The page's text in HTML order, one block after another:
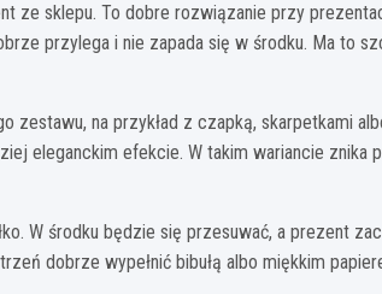
ze sklepu. To dobre rozwiązanie przy
przylega i nie zapada się w środku. Ma to
na przykład z czapką, skarpetkami
eleganckim efekcie. W takim wariancie znika
W środku będzie się przesuwać, a prezent
dobrze wypełnić bibułą albo miękkim